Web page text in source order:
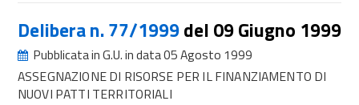
Delibera n. 77/1999del 09 Giugno 1999
Pubblicata in G.U. in data 05 Agosto 1999
ASSEGNAZIONE DI RISORSE PER IL FINANZIAMENTO DI
NUOVI PATTI TERRITORIALI